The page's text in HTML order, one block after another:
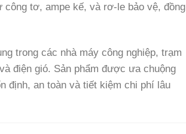
công tơ, ampe kế, và rơ-le bảo vệ, đồng
trong các nhà máy công nghiệp, trạm
điện gió. Sản phẩm được ưa chuộng
định, an toàn và tiết kiệm chi phí lâu